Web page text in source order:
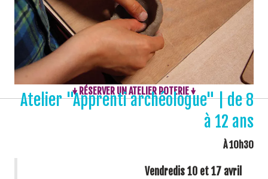
↓ RÉSERVER UN ATELIER POTERIE ↓
Atelier "Apprenti archéologue" | de 8
à 12 ans
À 10h30
Vendredis 10 et 17 avril